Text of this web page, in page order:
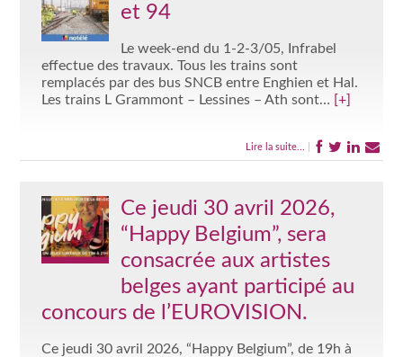
et 94
Le week-end du 1-2-3/05, Infrabel
effectue des travaux. Tous les trains sont
remplacés par des bus SNCB entre Enghien et Hal.
Les trains L Grammont – Lessines – Ath sont… [+]
Lire la suite...
Ce jeudi 30 avril 2026,
“Happy Belgium”, sera
consacrée aux artistes
belges ayant participé au
concours de l’EUROVISION.
Ce jeudi 30 avril 2026, “Happy Belgium”, de 19h à